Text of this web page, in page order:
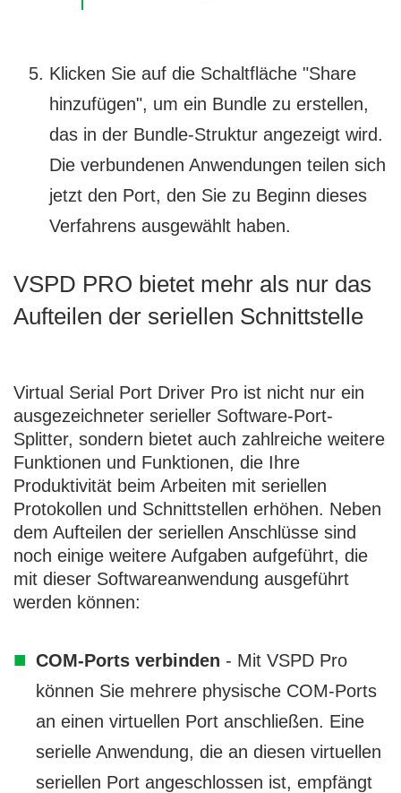
Klicken Sie auf die Schaltfläche "Share
hinzufügen", um ein Bundle zu erstellen,
das in der Bundle-Struktur angezeigt wird.
Die verbundenen Anwendungen teilen sich
jetzt den Port, den Sie zu Beginn dieses
Verfahrens ausgewählt haben.
VSPD PRO bietet mehr als nur das
Aufteilen der seriellen Schnittstelle
Virtual Serial Port Driver Pro ist nicht nur ein
ausgezeichneter serieller Software-Port-
Splitter, sondern bietet auch zahlreiche weitere
Funktionen und Funktionen, die Ihre
Produktivität beim Arbeiten mit seriellen
Protokollen und Schnittstellen erhöhen. Neben
dem Aufteilen der seriellen Anschlüsse sind
noch einige weitere Aufgaben aufgeführt, die
mit dieser Softwareanwendung ausgeführt
werden können:
COM-Ports verbinden - Mit VSPD Pro
können Sie mehrere physische COM-Ports
an einen virtuellen Port anschließen. Eine
serielle Anwendung, die an diesen virtuellen
seriellen Port angeschlossen ist, empfängt